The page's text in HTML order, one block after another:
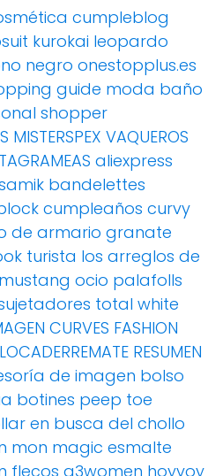
cumpleblog
kurokai leopardo
negro onestopplus.es
guide moda baño
shopper
MISTERSPEX VAQUEROS
aliexpress
bandelettes
cumpleaños curvy
de armario granate
turista los arreglos de
mustang ocio palafolls
total white
CURVES FASHION
LOCADERREMATE RESUMEN
de imagen bolso
botines peep toe
en busca del chollo
mon magic esmalte
flecos g3women hoyvoy